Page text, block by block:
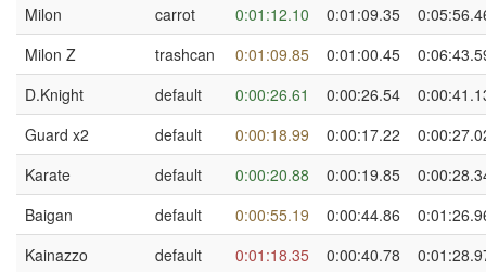
Milon
carrot 0:01:12.10 0:01:09.35
Milon Z
trashcan 0:01:09.85 0:01:00.45
D.Knight
default 0:00:26.61 0:00:26.54
Guard x2
default 0:00:18.99 0:00:17.22
Karate
default 0:00:20.88 0:00:19.85
Baigan
default 0:00:55.19 0:00:44.86
Kainazzo
default 0:01:18.35 0:00:40.78